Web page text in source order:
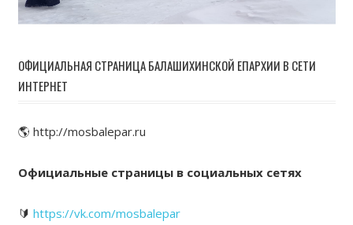
ОФИЦИАЛЬНАЯ СТРАНИЦА БАЛАШИХИНСКОЙ ЕПАРХИИ В СЕТИ
ИНТЕРНЕТ
🌎 http://mosbalepar.ru
Официальные страницы в социальных сетях
🔰 https://vk.com/mosbalepar